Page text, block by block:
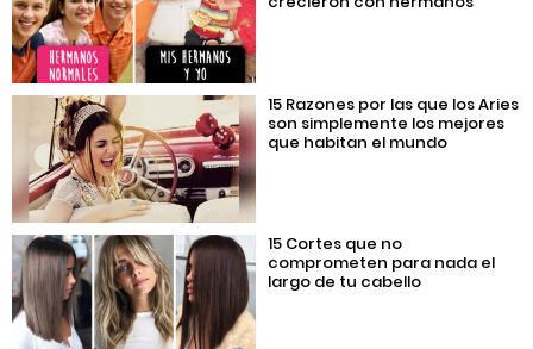
15 Razones por las que los Aries
son simplemente los mejores
que habitan el mundo
15 Cortes que no
comprometen para nada el
largo de tu cabello